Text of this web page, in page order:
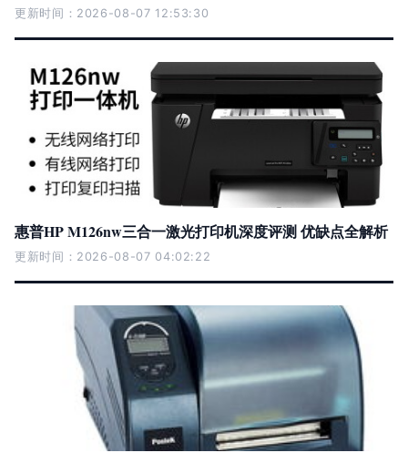
更新时间：2026-08-07 12:53:30
惠普HP M126nw三合一激光打印机深度评测 优缺点全解析
更新时间：2026-08-07 04:02:22